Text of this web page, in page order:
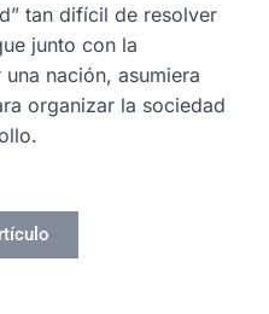
tan difícil de resolver
junto con la
nación, asumiera
organizar la sociedad